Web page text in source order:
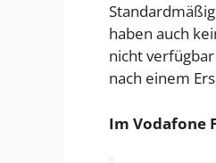
haben auch
nicht
nach einem
Im Vodafone